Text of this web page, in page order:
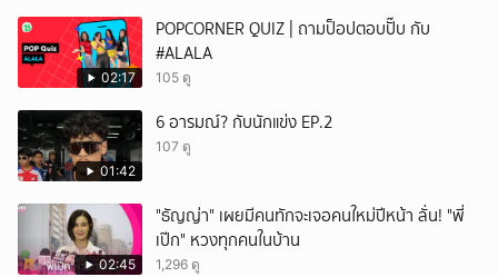
02:17
POPCORNER QUIZ | ถามป็อปตอบปั๊บ กับ
#ALALA
105 ดู
01:42
6 อารมณ์? กับนักแข่ง EP.2
107 ดู
02:45
"ธัญญ่า" เผยมีคนทักจะเจอคนใหม่ปีหน้า ลั่น! "พี่
เป๊ก" หวงทุกคนในบ้าน
1,296 ดู